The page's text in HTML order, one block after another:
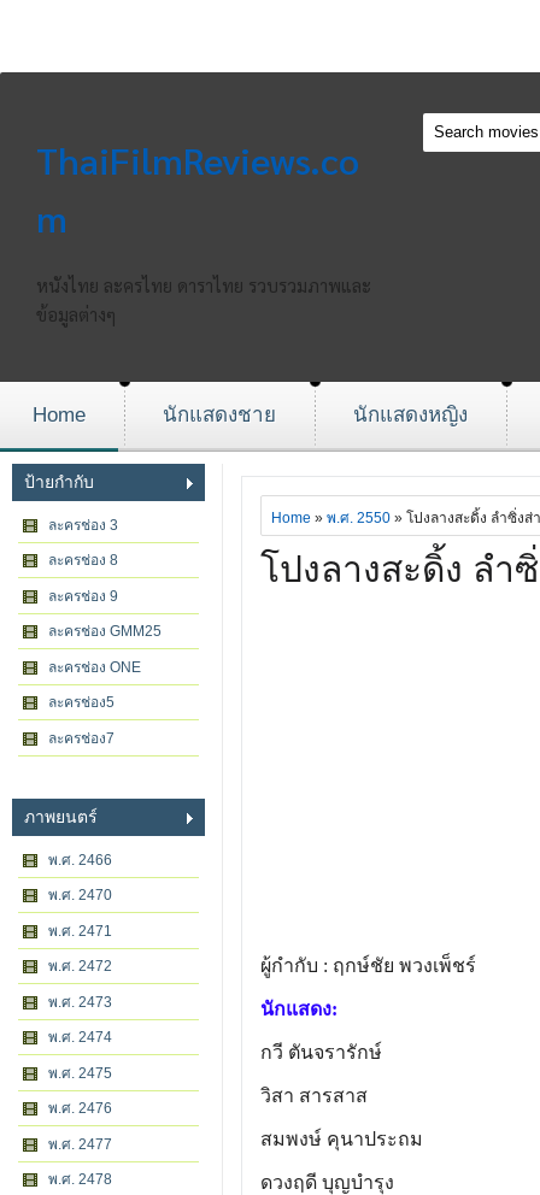
ThaiFilmReviews.co
m
หนังไทย ละครไทย ดาราไทย รวบรวมภาพและ
ข้อมูลต่างๆ
Home นักแสดงชาย นักแสดงหญิง
ป้ายกำกับ
ละครช่อง 3
ละครช่อง 8
ละครช่อง 9
ละครช่อง GMM25
ละครช่อง ONE
ละครช่อง5
ละครช่อง7
ภาพยนตร์
พ.ศ. 2466
พ.ศ. 2470
พ.ศ. 2471
พ.ศ. 2472
พ.ศ. 2473
พ.ศ. 2474
พ.ศ. 2475
พ.ศ. 2476
พ.ศ. 2477
พ.ศ. 2478
Home » พ.ศ. 2550 » โปงลางสะดิ้ง ลำซิ่งส่
โปงลางสะดิ้ง ลำ
ผู้กำกับ : ฤกษ์ชัย พวงเพ็ชร์
นักแสดง:
กวี ตันจรารักษ์
วิสา สารสาส
สมพงษ์ คุนาประถม
ดวงฤดี บุญบำรุง